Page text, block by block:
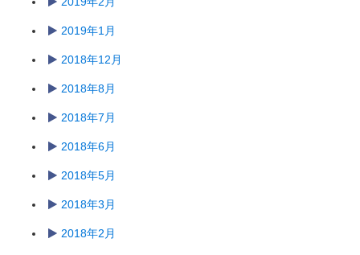
2019年1月
2018年12月
2018年8月
2018年7月
2018年6月
2018年5月
2018年3月
2018年2月